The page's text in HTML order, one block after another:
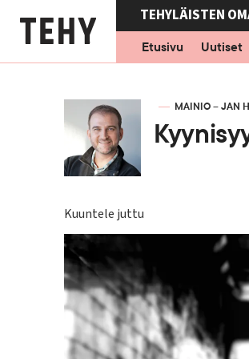
pääsisältöön
TEHYLÄISTEN
Etusivu
Uutiset
KIRJOITTAJA
MAINIO – JAN
Kuuntele juttu